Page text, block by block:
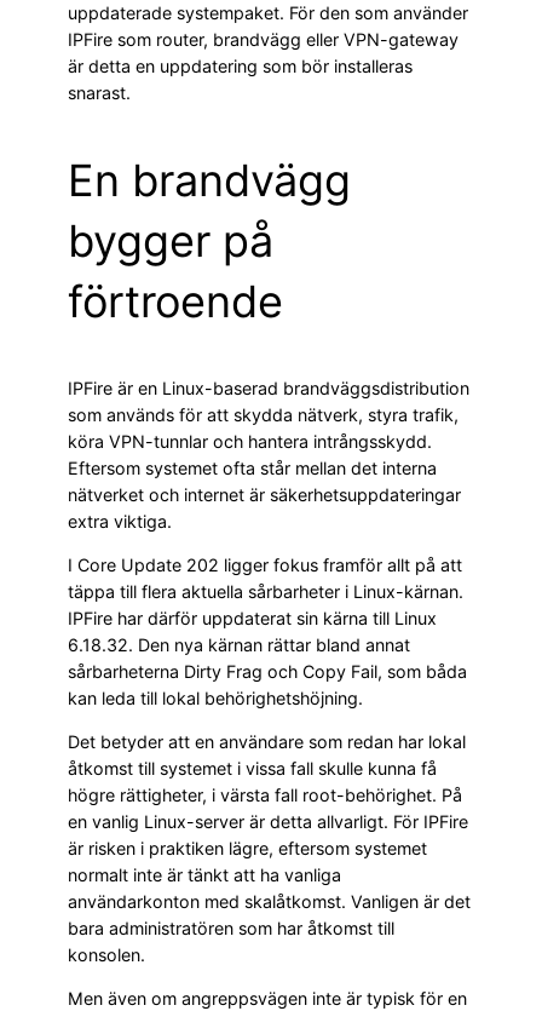
uppdaterade systempaket. För den som använder
IPFire som router, brandvägg eller VPN-gateway
är detta en uppdatering som bör installeras
snarast.
En brandvägg
bygger på
förtroende
IPFire är en Linux-baserad brandväggsdistribution
som används för att skydda nätverk, styra trafik,
köra VPN-tunnlar och hantera intrångsskydd.
Eftersom systemet ofta står mellan det interna
nätverket och internet är säkerhetsuppdateringar
extra viktiga.
I Core Update 202 ligger fokus framför allt på att
täppa till flera aktuella sårbarheter i Linux-kärnan.
IPFire har därför uppdaterat sin kärna till Linux
6.18.32. Den nya kärnan rättar bland annat
sårbarheterna Dirty Frag och Copy Fail, som båda
kan leda till lokal behörighetshöjning.
Det betyder att en användare som redan har lokal
åtkomst till systemet i vissa fall skulle kunna få
högre rättigheter, i värsta fall root-behörighet. På
en vanlig Linux-server är detta allvarligt. För IPFire
är risken i praktiken lägre, eftersom systemet
normalt inte är tänkt att ha vanliga
användarkonton med skalåtkomst. Vanligen är det
bara administratören som har åtkomst till
konsolen.
Men även om angreppsvägen inte är typisk för en